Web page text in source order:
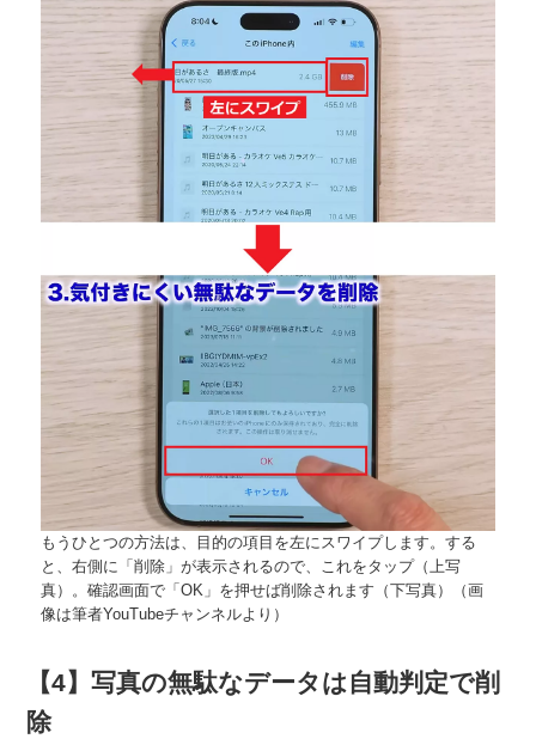
もうひとつの方法は、目的の項目を左にスワイプします。する
と、右側に「削除」が表示されるので、これをタップ（上写
真）。確認画面で「OK」を押せば削除されます（下写真）（画
像は筆者YouTubeチャンネルより）
【4】写真の無駄なデータは自動判定で削
除